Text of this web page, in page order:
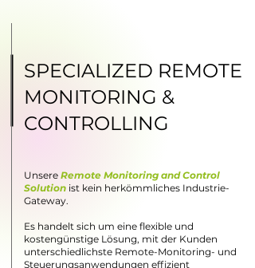
SPECIALIZED REMOTE
MONITORING &
CONTROLLING
Unsere Remote Monitoring and Control
Solution ist kein herkömmliches Industrie-
Gateway.
Es handelt sich um eine flexible und
kostengünstige Lösung, mit der Kunden
unterschiedlichste Remote-Monitoring- und
Steuerungsanwendungen effizient